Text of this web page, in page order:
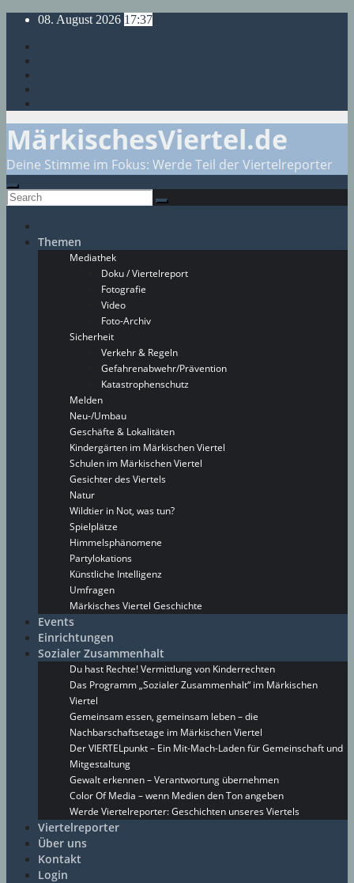
Skip
content
08. August 2026 17:37
MärkischesViertel.de
Deine Stimme im Fokus: Werde Teil der Viertelreporter
Themen
Mediathek
Doku / Viertelreport
Fotografie
Video
Foto-Archiv
Sicherheit
Verkehr & Regeln
Gefahrenabwehr/Prävention
Katastrophenschutz
Melden
Neu-/Umbau
Geschäfte & Lokalitäten
Kindergärten im Märkischen Viertel
Schulen im Märkischen Viertel
Gesichter des Viertels
Natur
Wildtier in Not, was tun?
Spielplätze
Himmelsphänomene
Partylokations
Künstliche Intelligenz
Umfragen
Märkisches Viertel Geschichte
Events
Einrichtungen
Sozialer Zusammenhalt
Du hast Rechte! Vermittlung von Kinderrechten
Das Programm „Sozialer Zusammenhalt“ im Märkischen
Viertel
Gemeinsam essen, gemeinsam leben – die
Nachbarschaftsetage im Märkischen Viertel
Der VIERTELpunkt – Ein Mit-Mach-Laden für Gemeinschaft und
Mitgestaltung
Gewalt erkennen – Verantwortung übernehmen
Color Of Media – wenn Medien den Ton angeben
Werde Viertelreporter: Geschichten unseres Viertels
Viertelreporter
Über uns
Kontakt
Login